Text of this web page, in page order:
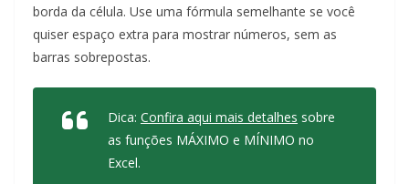
borda da célula. Use uma fórmula semelhante se você
quiser espaço extra para mostrar números, sem as
barras sobrepostas.
Dica: Confira aqui mais detalhes sobre
as funções MÁXIMO e MÍNIMO no
Excel.